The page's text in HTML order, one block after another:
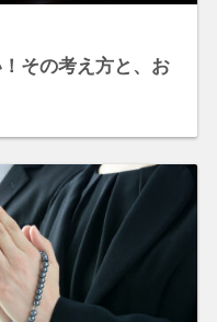
その考え方と、お